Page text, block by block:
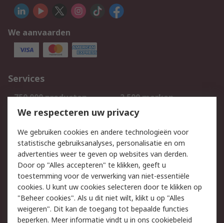
We aanvaarden
Services
750.000 producten
2.500 merken
Bestellen
Inkoopoplossingen
Track & Trace
Wettelijk
Cookiebeleid
Email veiligheid
Privacybeleid
Websitevoorwaarden
Algemene
We respecteren uw privacy
We gebruiken cookies en andere technologieën voor
statistische gebruiksanalyses, personalisatie en om
advertenties weer te geven op websites van derden.
Door op "Alles accepteren" te klikken, geeft u
toestemming voor de verwerking van niet-essentiële
cookies. U kunt uw cookies selecteren door te klikken op
"Beheer cookies". Als u dit niet wilt, klikt u op "Alles
weigeren". Dit kan de toegang tot bepaalde functies
beperken. Meer informatie vindt u in ons cookiebeleid